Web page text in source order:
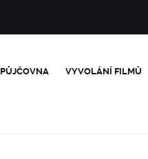
PŮJČOVNA VYVOLÁNÍ FILMŮ